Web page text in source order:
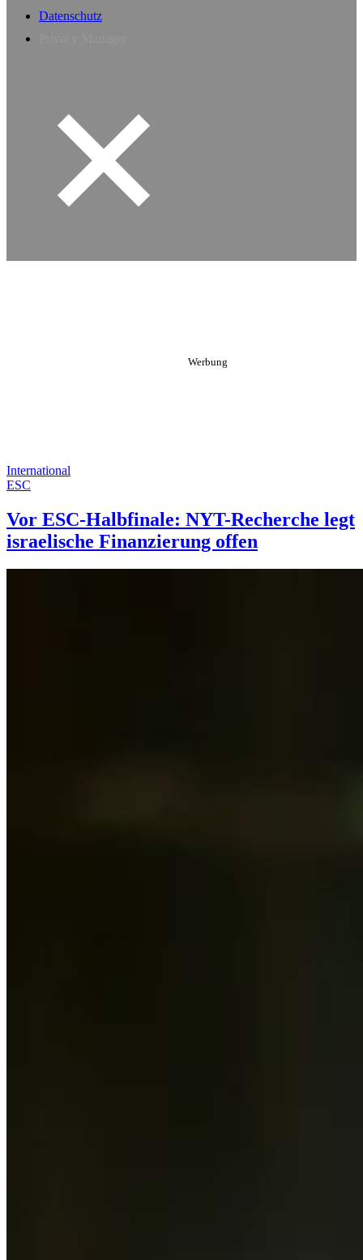
Datenschutz
International
ESC
Vor ESC-Halbfinale: NYT-Recherche legt
israelische Finanzierung offen